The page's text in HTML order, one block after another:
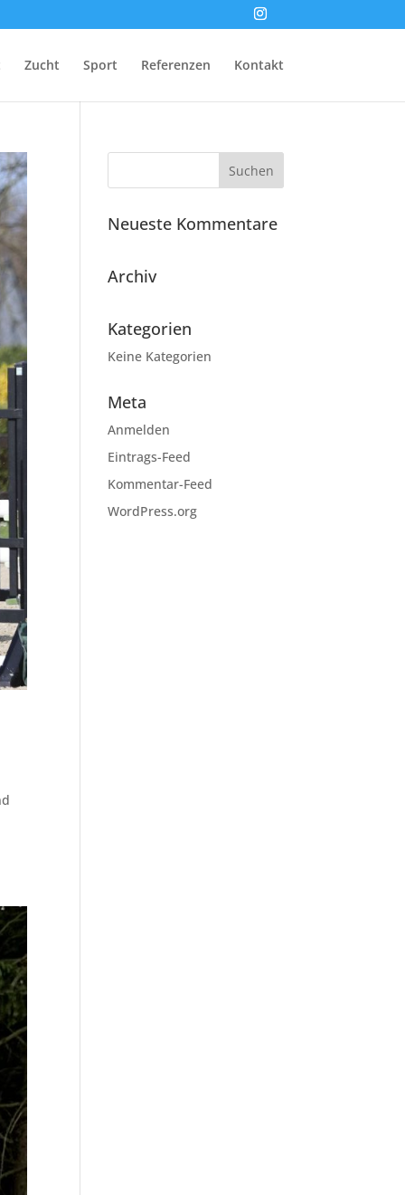
Zucht Sport Referenzen Kontakt
Neueste Kommentare
Archiv
Kategorien
Keine Kategorien
Meta
Anmelden
Eintrags-Feed
Kommentar-Feed
WordPress.org